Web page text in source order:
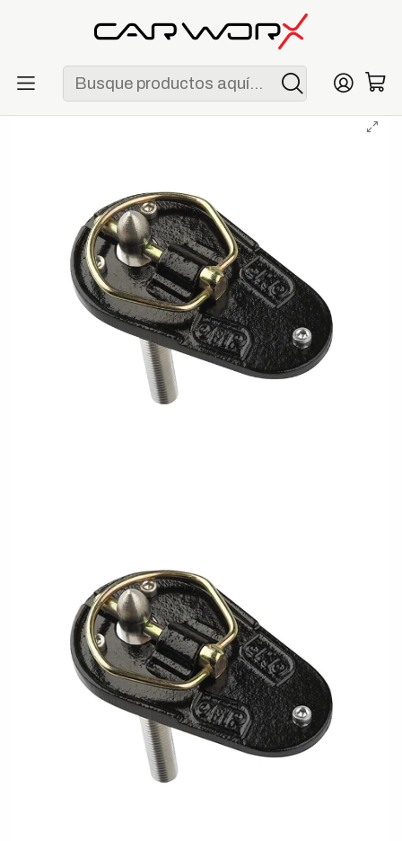
ENVÍO GRATIS POR COMPRAS MAYORES A S/ 250
Pines de capot M10 OMP